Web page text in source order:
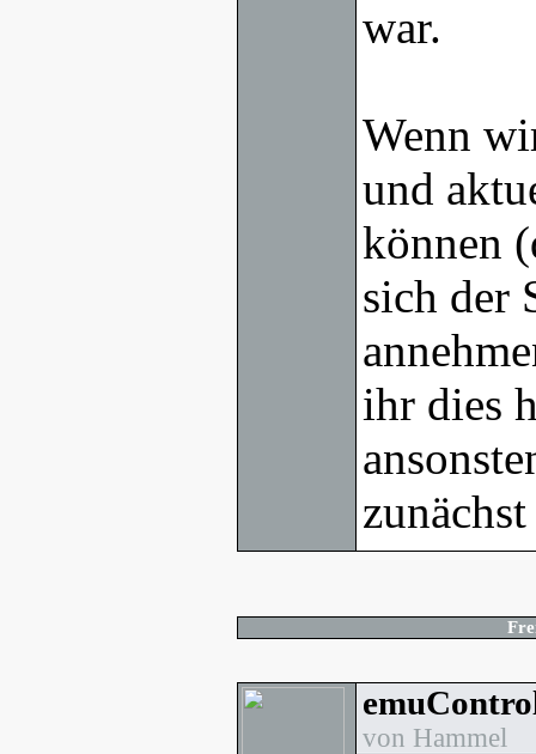
war.
Wenn
und
können
sich der
ihr dies
von Hammel